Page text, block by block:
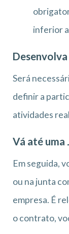
inferior
Será
definir a
atividades
Vá até uma
Em seguida,
ou na junta
empresa. É
o contrato,